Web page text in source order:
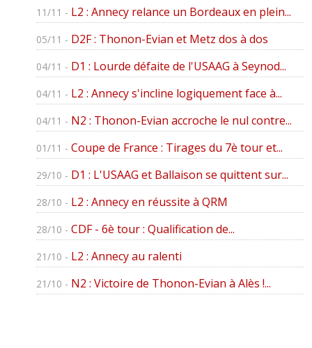
11/11 - L2 : Annecy relance un Bordeaux en plein...
05/11 - D2F : Thonon-Evian et Metz dos à dos
04/11 - D1 : Lourde défaite de l'USAAG à Seynod...
04/11 - L2 : Annecy s'incline logiquement face à...
04/11 - N2 : Thonon-Evian accroche le nul contre...
01/11 - Coupe de France : Tirages du 7è tour et...
29/10 - D1 : L'USAAG et Ballaison se quittent sur...
28/10 - L2 : Annecy en réussite à QRM
28/10 - CDF - 6è tour : Qualification de...
21/10 - L2 : Annecy au ralenti
21/10 - N2 : Victoire de Thonon-Evian à Alès !...